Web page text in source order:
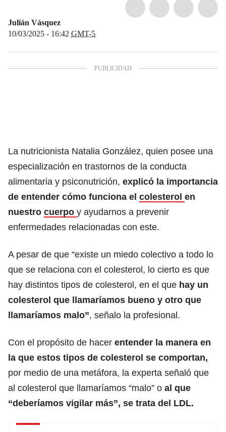
Julián Vásquez
10/03/2025 - 16:42 GMT-5
La nutricionista Natalia González, quien posee una
especialización en trastornos de la conducta
alimentaria y psiconutrición, explicó la importancia
de entender cómo funciona el colesterol en
nuestro cuerpo y ayudarnos a prevenir
enfermedades relacionadas con este.
A pesar de que “existe un miedo colectivo a todo lo
que se relaciona con el colesterol, lo cierto es que
hay distintos tipos de colesterol, en el que hay un
colesterol que llamaríamos bueno y otro que
llamaríamos malo”, señalo la profesional.
Con el propósito de hacer entender la manera en
la que estos tipos de colesterol se comportan,
por medio de una metáfora, la experta señaló que
al colesterol que llamaríamos “malo” o al que
“deberíamos vigilar más”, se trata del LDL.